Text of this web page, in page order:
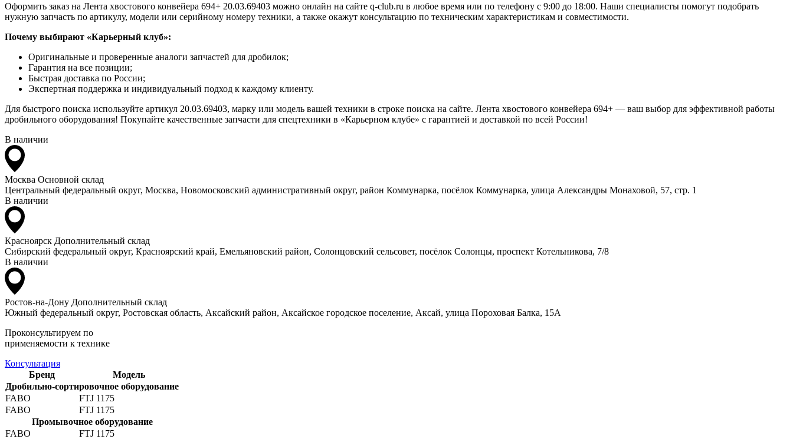
Оформить заказ на Лента хвостового конвейера 694+ 20.03.69403 можно онлайн на сайте q-club.ru в любое время или по телефону с 9:00 до 18:00. Наши специалисты помогут подобрать
нужную запчасть по артикулу, модели или серийному номеру техники, а также окажут консультацию по техническим характеристикам и совместимости.
Почему выбирают «Карьерный клуб»:
Оригинальные и проверенные аналоги запчастей для дробилок;
Гарантия на все позиции;
Быстрая доставка по России;
Экспертная поддержка и индивидуальный подход к каждому клиенту.
Для быстрого поиска используйте артикул 20.03.69403, марку или модель вашей техники в строке поиска на сайте. Лента хвостового конвейера 694+ — ваш выбор для эффективной работы
дробильного оборудования! Покупайте качественные запчасти для спецтехники в «Карьерном клубе» с гарантией и доставкой по всей России!
В наличии
Москва Основной склад
Центральный федеральный округ, Москва, Новомосковский административный округ, район Коммунарка, посёлок Коммунарка, улица Александры Монаховой, 57, стр. 1
В наличии
Красноярск Дополнительный склад
Сибирский федеральный округ, Красноярский край, Емельяновский район, Солонцовский сельсовет, посёлок Солонцы, проспект Котельникова, 7/8
В наличии
Ростов-на-Дону Дополнительный склад
Южный федеральный округ, Ростовская область, Аксайский район, Аксайское городское поселение, Аксай, улица Пороховая Балка, 15А
Проконсультируем по
применяемости к технике
Консультация
Бренд
Модель
Дробильно-сортировочное оборудование
FABO
FTJ 1175
FABO
FTJ 1175
Промывочное оборудование
FABO
FTJ 1175